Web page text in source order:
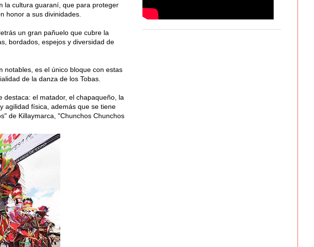
la cultura guaraní, que para proteger
honor a sus divinidades.
un gran pañuelo que cubre la
bordados, espejos y diversidad de
notables, es el único bloque con estas
de la danza de los Tobas.
destaca: el matador, el chapaqueño, la
agilidad física, además que se tiene
de Killaymarca, "Chunchos Chunchos